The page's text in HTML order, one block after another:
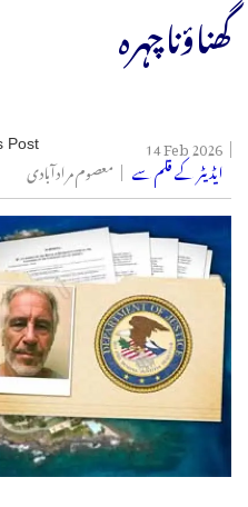
گھناؤناچہرہ
Post 14 Feb 2026
معصوم مرادآبادی ایڈیٹر کے قلم سے